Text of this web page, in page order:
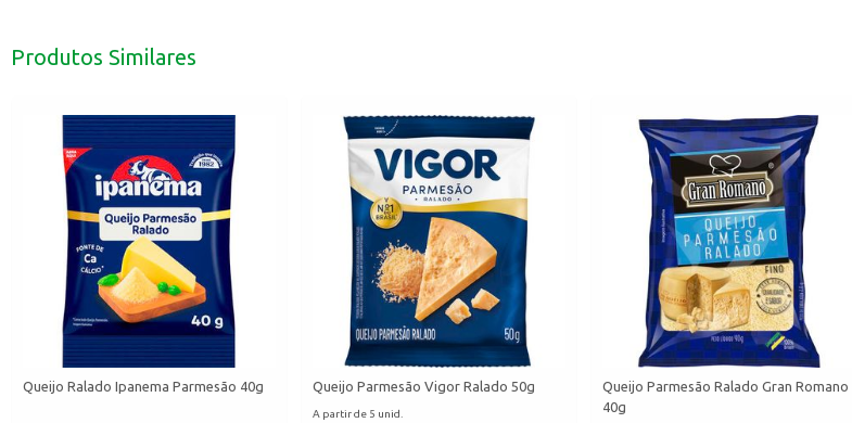
Produtos Similares
Queijo Ralado Ipanema Parmesão 40g Queijo Parmesão Vigor Ralado 50g
A partir de 5 unid.
Queijo Parmesão Ralado Gran Romano
40g